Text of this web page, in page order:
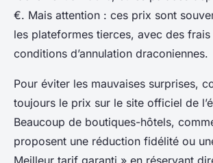
€. Mais attention : ces prix sont
les plateformes tierces, avec des
conditions d’annulation draconiennes.
Pour éviter les mauvaises surprises,
toujours le prix sur le site officiel de
Beaucoup de boutiques-hôtels,
proposent une réduction fidélité ou